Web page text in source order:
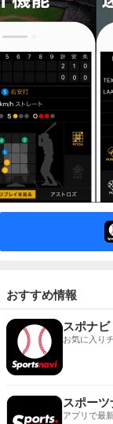
おすすめ情報
スポナ
お気に入り
スポー
アプリで最